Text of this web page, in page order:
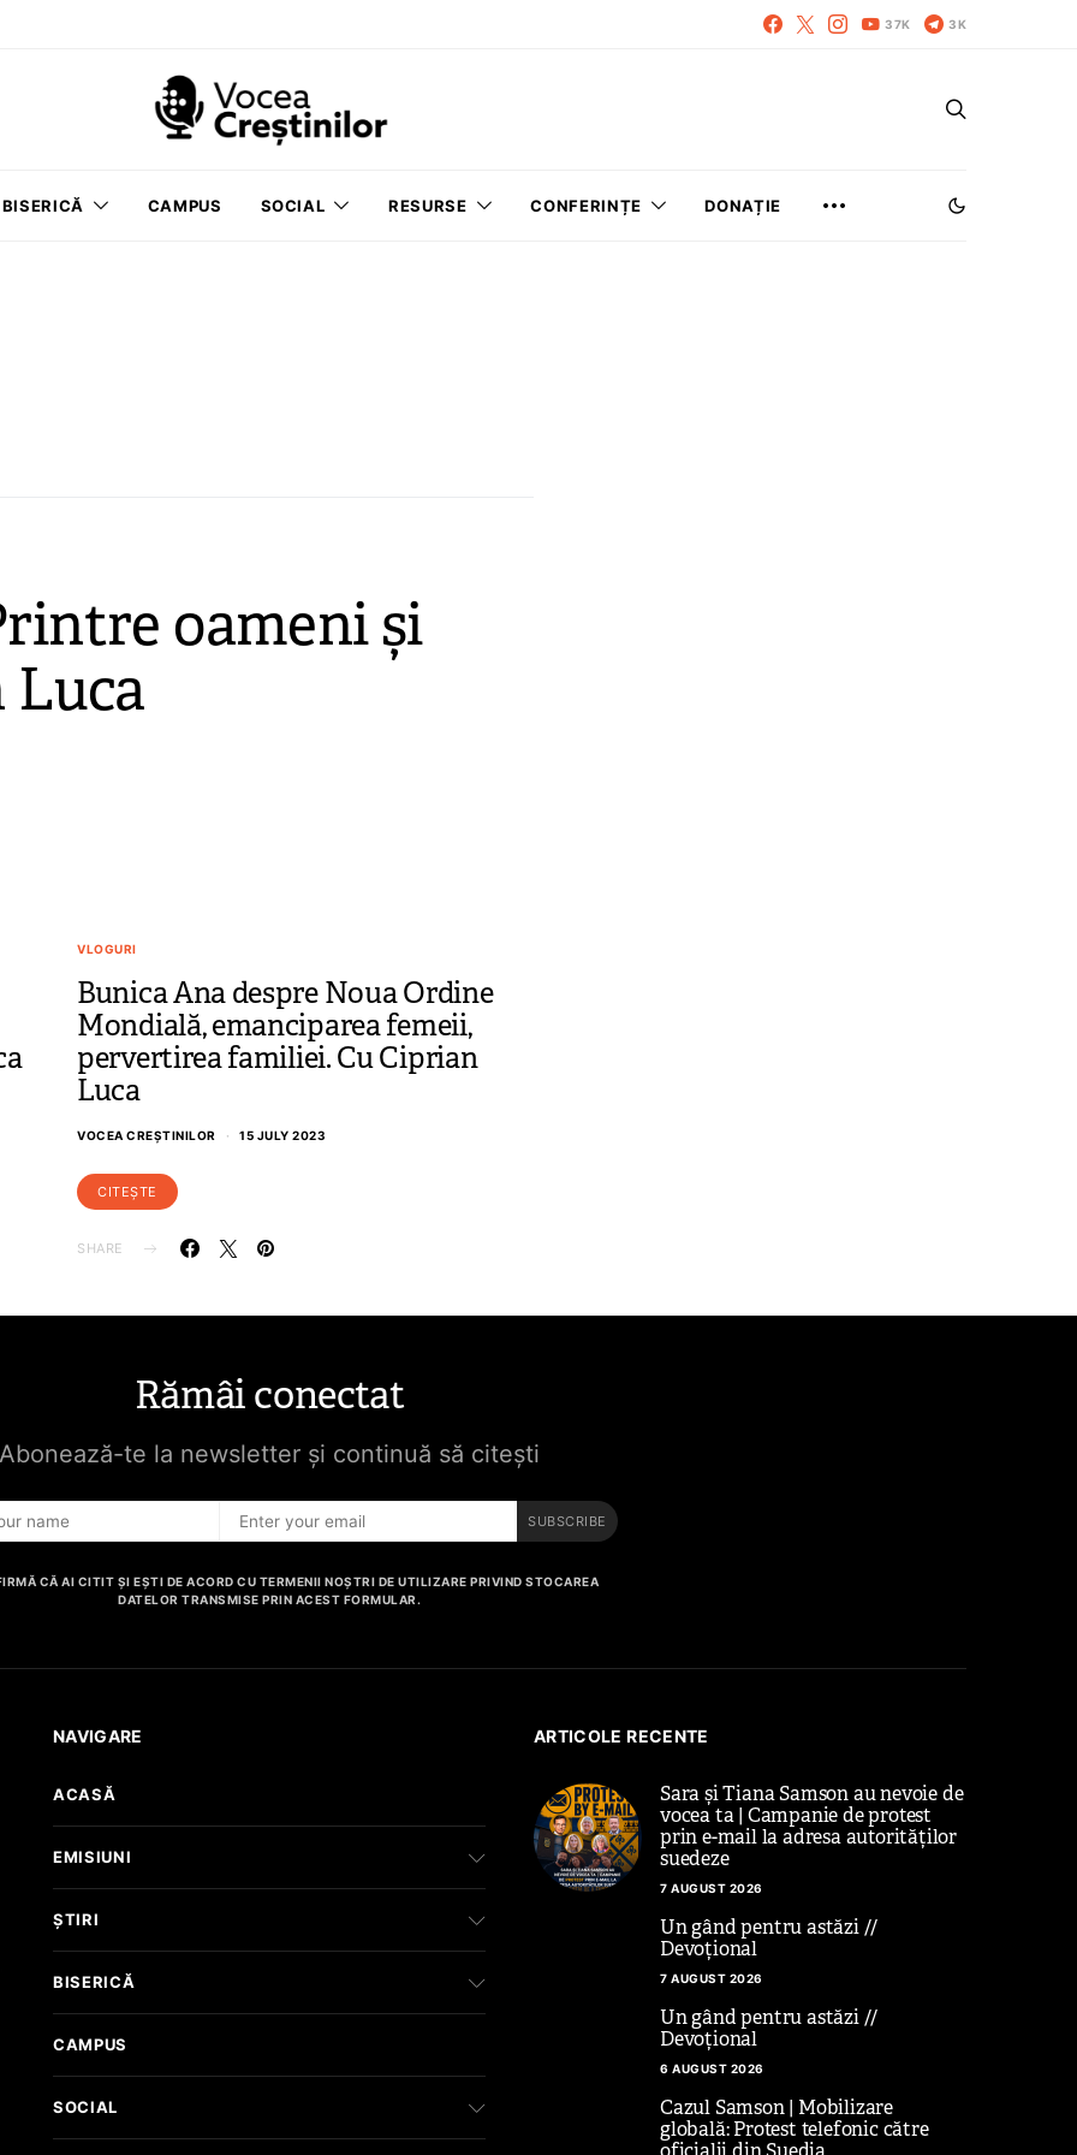
De ce ai pleca(t) din
biserica locală?
CITEȘTE
Dragă Ciprian.
Mesaj Florin
Ianovici
CITEȘTE
37K 3K
BISERICĂ CAMPUS SOCIAL RESURSE CONFERINȚE DONAȚIE
oameni și
VLOGURI
Bunica Ana despre Noua Ordine
Mondială, emanciparea femeii,
pervertirea familiei. Cu Ciprian
Luca
VOCEA CREȘTINILOR 15 JULY 2023
CITEȘTE
SHARE
Rămâi conectat
Abonează-te la newsletter și continuă să citești
SUBSCRIBE
CĂ AI CITIT ȘI EȘTI DE ACORD CU TERMENII NOȘTRI DE UTILIZARE PRIVIND STOCAREA
DATELOR TRANSMISE PRIN ACEST FORMULAR.
NAVIGARE
ACASĂ
EMISIUNI
ȘTIRI
BISERICĂ
CAMPUS
SOCIAL
ARTICOLE RECENTE
Sara și Tiana Samson au nevoie de
vocea ta | Campanie de protest
prin e-mail la adresa autorităților
suedeze
7 AUGUST 2026
Un gând pentru astăzi //
Devoțional
7 AUGUST 2026
Un gând pentru astăzi //
Devoțional
6 AUGUST 2026
Cazul Samson | Mobilizare
globală: Protest telefonic către